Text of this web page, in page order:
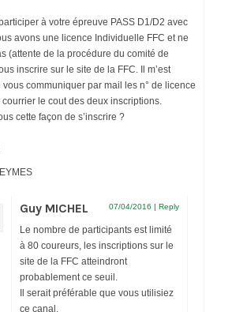
cross
2026
de la saison
de la saison
à votre épreuve PASS D1/D2 avec
avons une licence Individuelle FFC et ne
(attente de la procédure du comité de
inscrire sur le site de la FFC. Il m’est
communiquer par mail les n° de licence
le cout des deux inscriptions.
cette façon de s’inscrire ?
Guy MICHEL 07/04/2016 Reply
Le nombre de participants est limité
à 80 coureurs, les inscriptions sur le
site de la FFC atteindront
probablement ce seuil.
Il serait préférable que vous utilisiez
ce canal.